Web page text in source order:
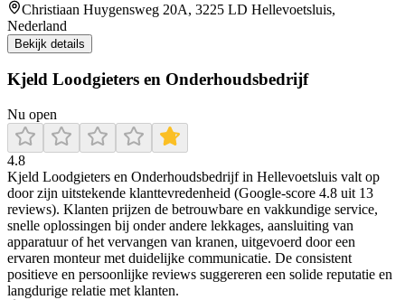
Christiaan Huygensweg 20A, 3225 LD Hellevoetsluis,
Nederland
Bekijk details
Kjeld Loodgieters en Onderhoudsbedrijf
Nu open
4.8
Kjeld Loodgieters en Onderhoudsbedrijf in Hellevoetsluis valt op
door zijn uitstekende klanttevredenheid (Google-score 4.8 uit 13
reviews). Klanten prijzen de betrouwbare en vakkundige service,
snelle oplossingen bij onder andere lekkages, aansluiting van
apparatuur of het vervangen van kranen, uitgevoerd door een
ervaren monteur met duidelijke communicatie. De consistent
positieve en persoonlijke reviews suggereren een solide reputatie en
langdurige relatie met klanten.